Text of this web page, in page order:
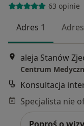
63 opinie
Adres 1
aleja Stanów
Konsultacja